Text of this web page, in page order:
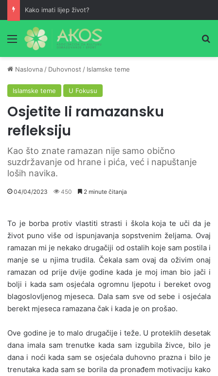
Kako imati lijep život?
Meni
Naslovna / Duhovnost / Islamske teme
Islamske teme U Fokusu
Osjetite li ramazansku
refleksiju
Kao što znate ramazan nije samo obično
suzdržavanje od hrane i pića, već i napuštanje
loših navika.
04/04/2023 450 2 minute čitanja
To je borba protiv vlastiti strasti i škola koja te uči da je
život puno više od ispunjavanja sopstvenim željama. Ovaj
ramazan mi je nekako drugačiji od ostalih koje sam postila i
manje se u njima trudila. Čekala sam ovaj da oživim onaj
ramazan od prije dvije godine kada je moj iman bio jači i
bolji i kada sam osjećala ogromnu ljepotu i bereket ovog
blagoslovljenog mjeseca. Dala sam sve od sebe i osjećala
berekt mjeseca ramazana čak i kada je on prošao.
Ove godine je to malo drugačije i teže. U proteklih desetak
dana imala sam trenutke kada sam izgubila živce, bilo je
dana i noći kada sam se osjećala duhovno prazna i bilo je
trenutaka kada sam se borila da pronađem motivaciju kako